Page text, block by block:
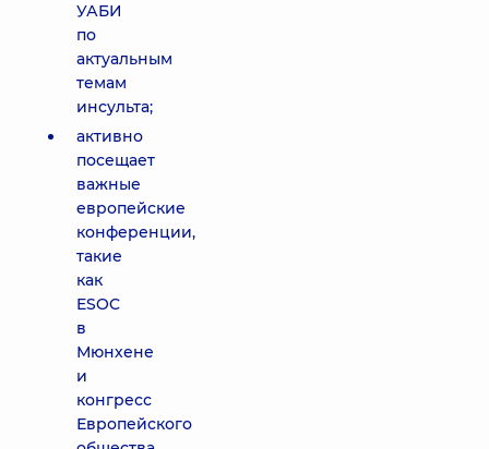
УАБИ
по
актуальным
темам
инсульта;
активно
посещает
важные
европейские
конференции,
такие
как
ESOC
в
Мюнхене
и
конгресс
Европейского